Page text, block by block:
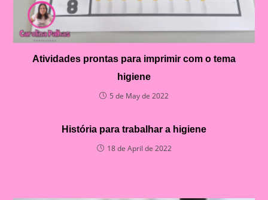
Atividades prontas para imprimir com o tema
higiene
5 de May de 2022
História para trabalhar a higiene
18 de April de 2022